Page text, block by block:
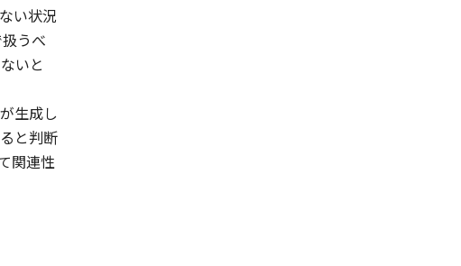
い状況
うべ
いと
生成し
と判断
関連性